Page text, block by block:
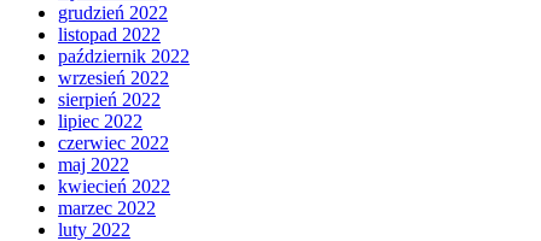
grudzień 2022
listopad 2022
październik 2022
wrzesień 2022
sierpień 2022
lipiec 2022
czerwiec 2022
maj 2022
kwiecień 2022
marzec 2022
luty 2022